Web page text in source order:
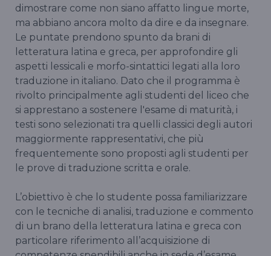
dimostrare come non siano affatto lingue morte,
ma abbiano ancora molto da dire e da insegnare.
Le puntate prendono spunto da brani di
letteratura latina e greca, per approfondire gli
aspetti lessicali e morfo-sintattici legati alla loro
traduzione in italiano. Dato che il programma è
rivolto principalmente agli studenti del liceo che
si apprestano a sostenere l'esame di maturità, i
testi sono selezionati tra quelli classici degli autori
maggiormente rappresentativi, che più
frequentemente sono proposti agli studenti per
le prove di traduzione scritta e orale.
L’obiettivo è che lo studente possa familiarizzare
con le tecniche di analisi, traduzione e commento
di un brano della letteratura latina e greca con
particolare riferimento all’acquisizione di